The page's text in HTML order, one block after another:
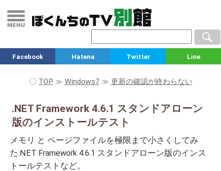
Facebook Hatena Twitter Line
〇 TOP ≫ Windows7 ≫ 更新の確認が終わらない
.NET Framework 4.6.1 スタンドアローン
版のインストールテスト
メモリ と ページファイルを極限まで小さくしてみ
た.NET Framework 4.6.1 スタンドアローン版のインス
トールテストなど。